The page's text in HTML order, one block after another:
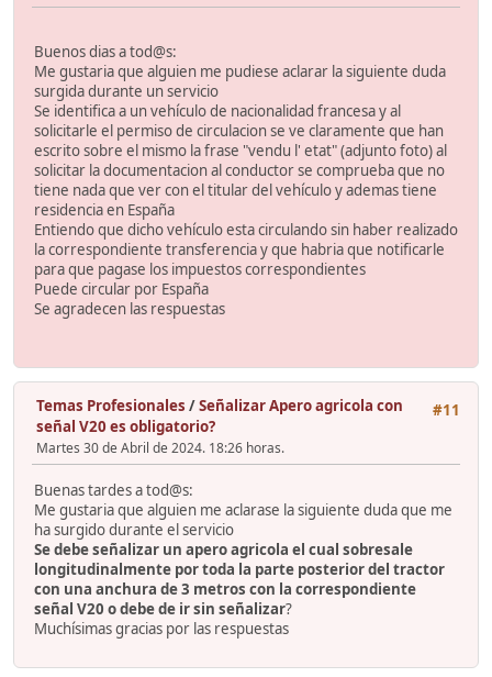
Buenos dias a tod@s:
Me gustaria que alguien me pudiese aclarar la siguiente duda
surgida durante un servicio
Se identifica a un vehículo de nacionalidad francesa y al
solicitarle el permiso de circulacion se ve claramente que han
escrito sobre el mismo la frase "vendu l' etat" (adjunto foto) al
solicitar la documentacion al conductor se comprueba que no
tiene nada que ver con el titular del vehículo y ademas tiene
residencia en España
Entiendo que dicho vehículo esta circulando sin haber realizado
la correspondiente transferencia y que habria que notificarle
para que pagase los impuestos correspondientes
Puede circular por España
Se agradecen las respuestas
#11
Temas Profesionales /Señalizar Apero agricola con
señal V20 es obligatorio?
Martes 30 de Abril de 2024. 18:26 horas.
Buenas tardes a tod@s:
Me gustaria que alguien me aclarase la siguiente duda que me
ha surgido durante el servicio
Se debe señalizar un apero agricola el cual sobresale
longitudinalmente por toda la parte posterior del tractor
con una anchura de 3 metros con la correspondiente
señal V20 o debe de ir sin señalizar?
Muchísimas gracias por las respuestas